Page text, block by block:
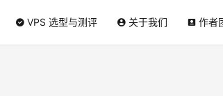
VPS 选型与测评 关于我们 作者